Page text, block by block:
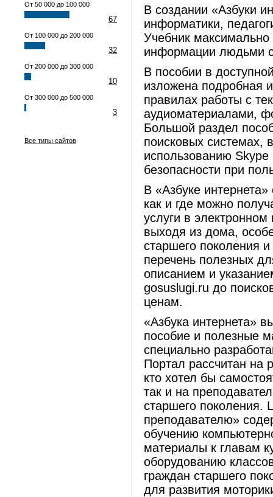
От 50 000 до 100 000
67
От 100 000 до 200 000
32
От 200 000 до 300 000
10
От 300 000 до 500 000
3
Все типы сайтов
В создании «Азбуки
информатики,
Учебник максимально
информации людьми
В пособии в
изложена подробная
правилах работы с
аудиоматериалами,
Большой раздел
поисковых системах,
использованию
безопасности при
В «Азбуке
как и где можно
услуги в электронном
выходя из дома,
старшего поколения
перечень полезных
описанием и
gosuslugi.ru до
ценам.
«Азбука интернета»
пособие и полезные
специально
Портал рассчитан на
кто хотел бы
так и на
старшего
преподавателю»
обучению
материалы к главам
оборудованию
граждан старшего
для развития